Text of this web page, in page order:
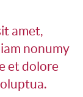
amet,
nonumy
et dolore